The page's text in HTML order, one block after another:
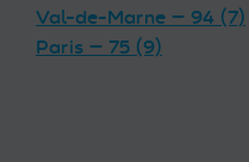
Val-de-Marne — 94 (7)
Paris — 75 (9)